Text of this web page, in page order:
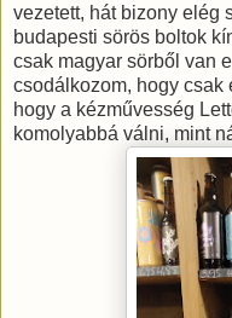
vezetett, hát bizony elég
budapesti sörös boltok
csak magyar sörből van
csodálkozom, hogy csak
hogy a kézművesség
komolyabbá válni, mint